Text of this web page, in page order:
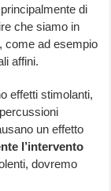
di
che siamo in
come ad esempio
affini.
effetti stimolanti,
un effetto
l’intervento
dovremo